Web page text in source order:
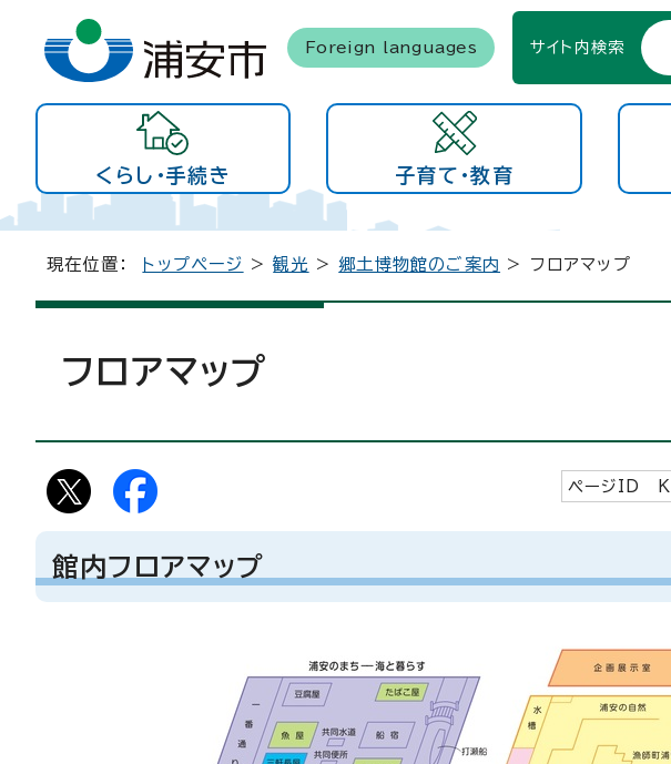
Foreign languages サイト内検索
くらし・手続き 子育て・教育
現在位置： トップページ >観光 >郷土博物館のご案内 > フロアマップ
フロアマップ
ページID K
館内フロアマップ